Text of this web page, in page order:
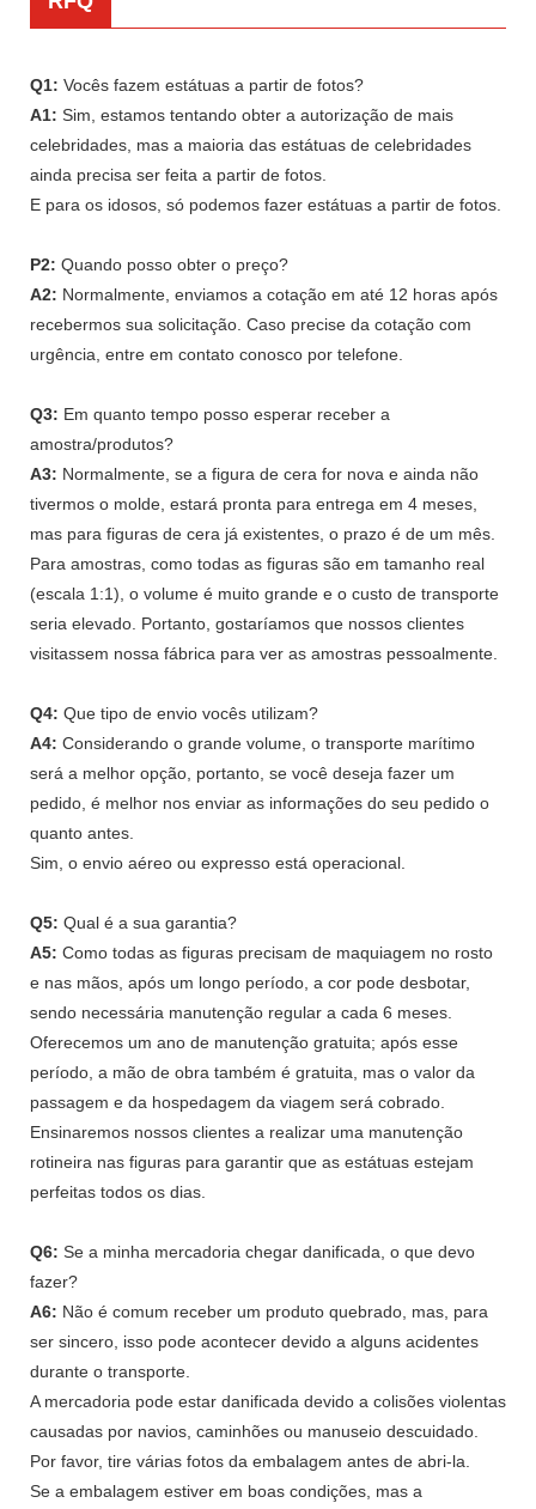
Q1: Vocês fazem estátuas a partir de fotos?
A1: Sim, estamos tentando obter a autorização de mais
celebridades, mas a maioria das estátuas de celebridades
ainda precisa ser feita a partir de fotos.
E para os idosos, só podemos fazer estátuas a partir de fotos.
P2: Quando posso obter o preço?
A2: Normalmente, enviamos a cotação em até 12 horas após
recebermos sua solicitação. Caso precise da cotação com
urgência, entre em contato conosco por telefone.
Q3: Em quanto tempo posso esperar receber a
amostra/produtos?
A3: Normalmente, se a figura de cera for nova e ainda não
tivermos o molde, estará pronta para entrega em 4 meses,
mas para figuras de cera já existentes, o prazo é de um mês.
Para amostras, como todas as figuras são em tamanho real
(escala 1:1), o volume é muito grande e o custo de transporte
seria elevado. Portanto, gostaríamos que nossos clientes
visitassem nossa fábrica para ver as amostras pessoalmente.
Q4: Que tipo de envio vocês utilizam?
A4: Considerando o grande volume, o transporte marítimo
será a melhor opção, portanto, se você deseja fazer um
pedido, é melhor nos enviar as informações do seu pedido o
quanto antes.
Sim, o envio aéreo ou expresso está operacional.
Q5: Qual é a sua garantia?
A5: Como todas as figuras precisam de maquiagem no rosto
e nas mãos, após um longo período, a cor pode desbotar,
sendo necessária manutenção regular a cada 6 meses.
Oferecemos um ano de manutenção gratuita; após esse
período, a mão de obra também é gratuita, mas o valor da
passagem e da hospedagem da viagem será cobrado.
Ensinaremos nossos clientes a realizar uma manutenção
rotineira nas figuras para garantir que as estátuas estejam
perfeitas todos os dias.
Q6: Se a minha mercadoria chegar danificada, o que devo
fazer?
A6: Não é comum receber um produto quebrado, mas, para
ser sincero, isso pode acontecer devido a alguns acidentes
durante o transporte.
A mercadoria pode estar danificada devido a colisões violentas
causadas por navios, caminhões ou manuseio descuidado.
Por favor, tire várias fotos da embalagem antes de abri-la.
Se a embalagem estiver em boas condições, mas a